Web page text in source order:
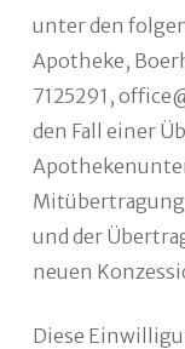
unter den
Apotheke,
7125291,
den Fall einer
und der
neuen
Diese